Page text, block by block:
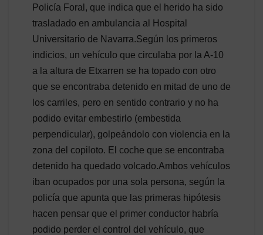
Policía Foral, que indica que el herido ha sido
trasladado en ambulancia al Hospital
Universitario de Navarra.Según los primeros
indicios, un vehículo que circulaba por la A-10
a la altura de Etxarren se ha topado con otro
que se encontraba detenido en mitad de uno de
los carriles, pero en sentido contrario y no ha
podido evitar embestirlo (embestida
perpendicular), golpeándolo con violencia en la
zona del copiloto. El coche que se encontraba
detenido ha quedado volcado.Ambos vehículos
iban ocupados por una sola persona, según la
policía que apunta que las primeras hipótesis
hacen pensar que el primer conductor habría
podido perder el control del vehículo, que